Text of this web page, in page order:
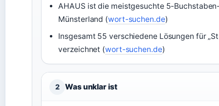
AHAUS ist die meistgesuchte 5-
Münsterland (wort-suchen.de)
Insgesamt 55 verschiedene Lösungen für
verzeichnet (wort-suchen.de)
2 Was unklar ist